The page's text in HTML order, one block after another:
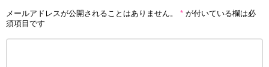
メールアドレスが公開されることはありません。 * が付いている欄は必
須項目です